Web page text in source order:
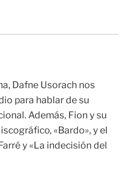
Dafne Usorach nos
para hablar de su
Además, Fion y su
«Bardo», y el
y «La indecisión del